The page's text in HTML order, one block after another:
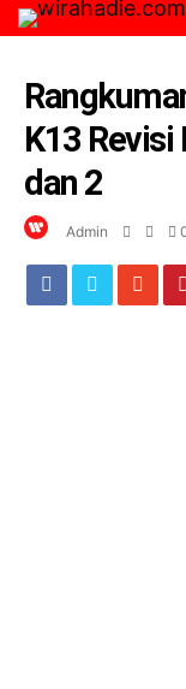
K13
dan 2
Admin